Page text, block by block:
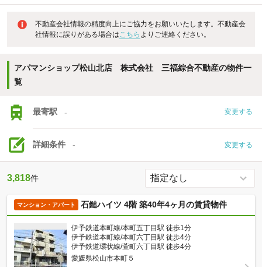
不動産会社情報の精度向上にご協力をお願いいたします。不動産会
社情報に誤りがある場合はこちら よりご連絡ください。
アパマンショップ松山北店 株式会社 三福綜合不動産の物件一
覧
最寄駅 - 変更する
詳細条件 - 変更する
3,818件
マンション・アパート 石鎚ハイツ 4階 築40年4ヶ月の賃貸物件
伊予鉄道本町線/本町五丁目駅 徒歩1分
伊予鉄道本町線/本町六丁目駅 徒歩4分
伊予鉄道環状線/萱町六丁目駅 徒歩4分
愛媛県松山市本町５